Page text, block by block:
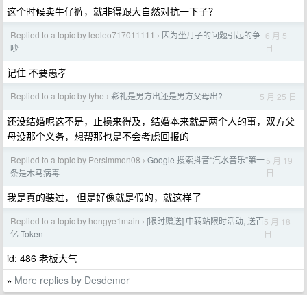
这个时候卖牛仔裤，就非得跟大自然对抗一下子？
Replied to a topic by leoleo717011111 › 因为坐月子的问题引起的争
吵
6 月 5
日
记住 不要愚孝
Replied to a topic by fyhe › 彩礼是男方出还是男方父母出? 5 月 25 日
还没结婚呢这不是，止损来得及，结婚本来就是两个人的事，双方父
母没那个义务，想帮那也是不会考虑回报的
Replied to a topic by Persimmon08 › Google 搜索抖音“汽水音乐”第一
条是木马病毒
5 月 19
日
我是真的装过， 但是好像就是假的，就这样了
Replied to a topic by hongye1main › [限时赠送] 中转站限时活动, 送百
亿 Token
5 月 18
日
id: 486 老板大气
» More replies by Desdemor